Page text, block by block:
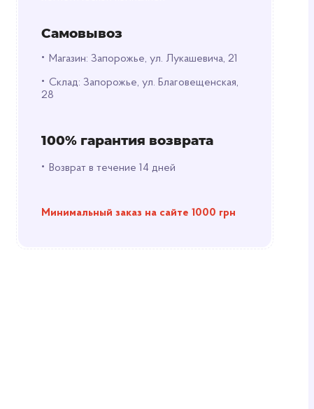
Самовывоз
• Магазин: Запорожье, ул. Лукашевича, 21
• Склад: Запорожье, ул. Благовещенская,
28
100% гарантия возврата
• Возврат в течение 14 дней
Минимальный заказ на сайте 1000 грн